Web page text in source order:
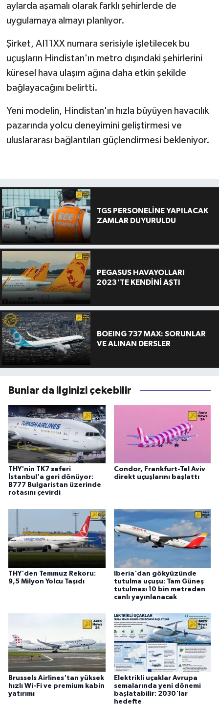
aylarda aşamalı olarak farklı şehirlerde de
uygulamaya almayı planlıyor.
Şirket, AI11XX numara serisiyle işletilecek bu
uçuşların Hindistan'ın metro dışındaki şehirlerini
küresel hava ulaşım ağına daha etkin şekilde
bağlayacağını belirtti.
Yeni modelin, Hindistan'ın hızla büyüyen havacılık
pazarında yolcu deneyimini geliştirmesi ve
uluslararası bağlantıları güçlendirmesi bekleniyor.
TGS PERSONELİNE YAPILACAK
ZAMLAR DUYURULDU
PEGASUS HAVAYOLLARI
2023'TE KENDİNİ AŞTI
BOEING 737 MAX: SORUNLAR
VE ALINAN DERSLER
Bunlar da ilginizi çekebilir
THY'nin TK7 seferi
İstanbul'a geri dönüyor:
B777 Bulgaristan üzerinde
rotasını çevirdi
Condor, Frankfurt-Tel Aviv
direkt uçuşlarını başlattı
THY'den Temmuz Rekoru:
9,5 Milyon Yolcu Taşıdı
Iberia'dan gökyüzünde
tutulma uçuşu: Tam Güneş
tutulması 10 bin metreden
canlı yayınlanacak
Brussels Airlines'tan yüksek
hızlı Wi-Fi ve premium kabin
yatırımı
Elektrikli uçaklar Avrupa
semalarında yeni dönemi
başlatabilir: 2030'lar
hedefte